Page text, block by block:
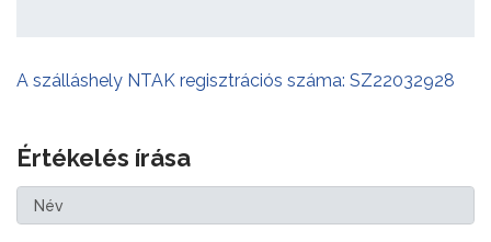
A szálláshely NTAK regisztrációs száma: SZ22032928
Értékelés írása